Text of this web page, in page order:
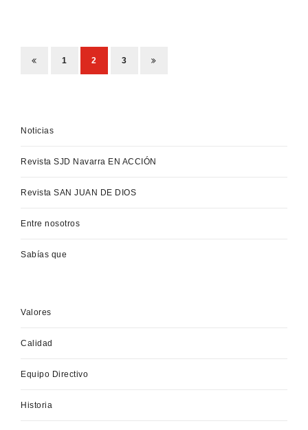
1 2 3
Noticias
Revista SJD Navarra EN ACCIÓN
Revista SAN JUAN DE DIOS
Entre nosotros
Sabías que
Valores
Calidad
Equipo Directivo
Historia